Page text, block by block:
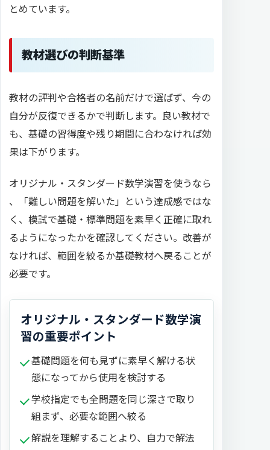
とめています。
教材選びの判断基準
教材の評判や合格者の名前だけで選ばず、今の
自分が反復できるかで判断します。良い教材で
も、基礎の習得度や残り期間に合わなければ効
果は下がります。
オリジナル・スタンダード数学演習を使うなら
、「難しい問題を解いた」という達成感ではな
く、模試で基礎・標準問題を素早く正確に取れ
るようになったかを確認してください。改善が
なければ、範囲を絞るか基礎教材へ戻ることが
必要です。
オリジナル・スタンダード数学演
習の重要ポイント
基礎問題を何も見ずに素早く解ける状
態になってから使用を検討する
学校指定でも全問題を同じ深さで取り
組まず、必要な範囲へ絞る
解説を理解することより、自力で解法